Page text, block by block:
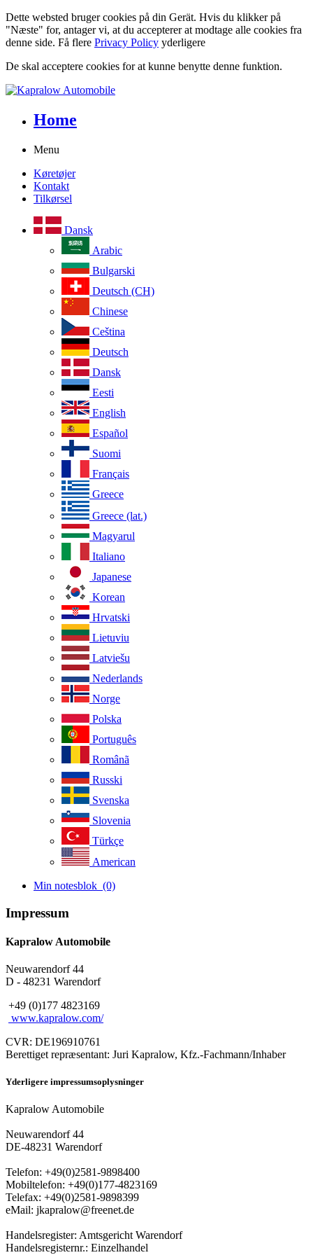
Dette websted bruger cookies på din Gerät. Hvis du klikker på
"Næste" for, antager vi, at du accepterer at modtage alle cookies fra
denne side. Få flere Privacy Policy yderligere
De skal acceptere cookies for at kunne benytte denne funktion.
Home
Menu
Køretøjer
Kontakt
Tilkørsel
Dansk
Arabic
Bulgarski
Deutsch (CH)
Chinese
Ceština
Deutsch
Dansk
Eesti
English
Español
Suomi
Français
Greece
Greece (lat.)
Magyarul
Italiano
Japanese
Korean
Hrvatski
Lietuviu
Latviešu
Nederlands
Norge
Polska
Português
Românã
Russki
Svenska
Slovenia
Türkçe
American
Min notesblok (0)
Impressum
Kapralow Automobile
Neuwarendorf 44
D - 48231 Warendorf
+49 (0)177 4823169
www.kapralow.com/
CVR: DE196910761
Berettiget repræsentant: Juri Kapralow, Kfz.-Fachmann/Inhaber
Yderligere impressumsoplysninger
Kapralow Automobile
Neuwarendorf 44
DE-48231 Warendorf
Telefon: +49(0)2581-9898400
Mobiltelefon: +49(0)177-4823169
Telefax: +49(0)2581-9898399
eMail: jkapralow@freenet.de
Handelsregister: Amtsgericht Warendorf
Handelsregisternr.: Einzelhandel